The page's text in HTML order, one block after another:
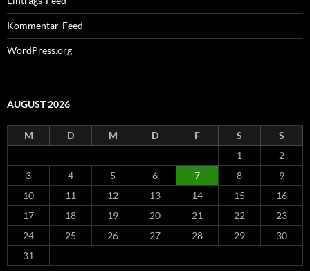
Kommentar-Feed
WordPress.org
AUGUST 2026
M D M D F S
S
1
2
3
4 5 6 7 8
9
10
11 12 13 14 15
16
17
18 19 20 21 22
23
24
25 26 27 28 29
30
31